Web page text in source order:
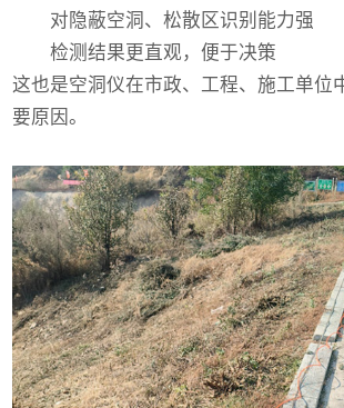
对隐蔽空洞、松散区识别能力强
检测结果更直观，便于决策
这也是空洞仪在市政、工程、施工单位
要原因。